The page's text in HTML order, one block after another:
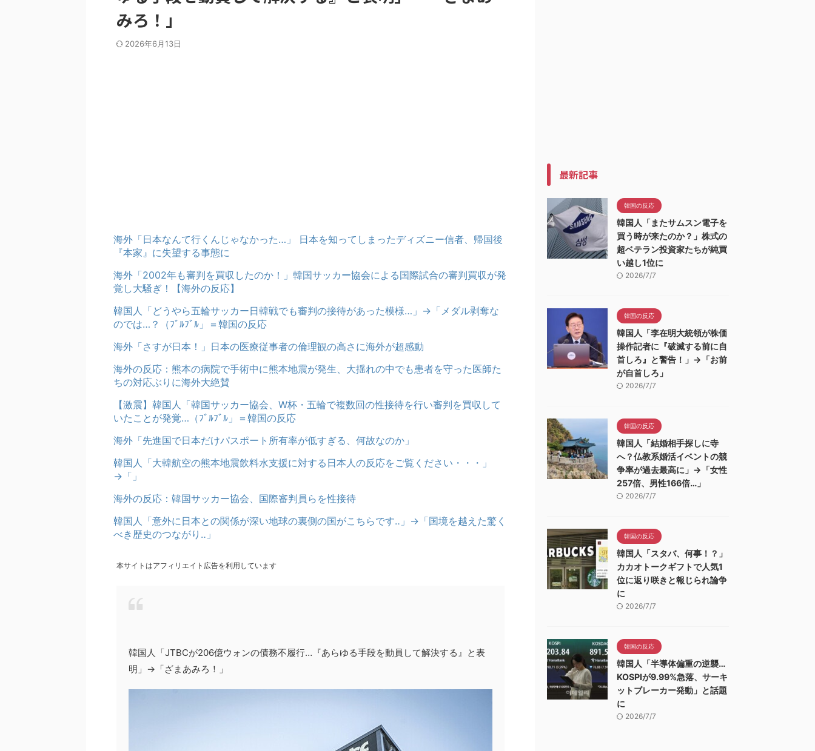
みろ！」
2026年6月13日
海外「日本なんて行くんじゃなかった…」 日本を知ってしまったディズニー信者、帰国後
『本家』に失望する事態に
海外「2002年も審判を買収したのか！」韓国サッカー協会による国際試合の審判買収が発
覚し大騒ぎ！【海外の反応】
韓国人「どうやら五輪サッカー日韓戦でも審判の接待があった模様…」→「メダル剥奪な
のでは…？（ﾌﾞﾙﾌﾞﾙ」＝韓国の反応
海外「さすが日本！」日本の医療従事者の倫理観の高さに海外が超感動
海外の反応：熊本の病院で手術中に熊本地震が発生、大揺れの中でも患者を守った医師た
ちの対応ぶりに海外大絶賛
【激震】韓国人「韓国サッカー協会、W杯・五輪で複数回の性接待を行い審判を買収して
いたことが発覚…（ﾌﾞﾙﾌﾞﾙ」＝韓国の反応
海外「先進国で日本だけパスポート所有率が低すぎる、何故なのか」
韓国人「大韓航空の熊本地震飲料水支援に対する日本人の反応をご覧ください・・・」
→「」
海外の反応：韓国サッカー協会、国際審判員らを性接待
韓国人「意外に日本との関係が深い地球の裏側の国がこちらです‥」→「国境を越えた驚く
べき歴史のつながり‥」
本サイトはアフィリエイト広告を利用しています
韓国人「JTBCが206億ウォンの債務不履行…『あらゆる手段を動員して解決する』と表
明」→「ざまあみろ！」
最新記事
韓国の反応
韓国人「またサムスン電子を
買う時が来たのか？」株式の
超ベテラン投資家たちが純買
い越し1位に
2026/7/7
韓国の反応
韓国人「李在明大統領が株価
操作記者に『破滅する前に自
首しろ』と警告！」→「お前
が自首しろ」
2026/7/7
韓国の反応
韓国人「結婚相手探しに寺
へ？仏教系婚活イベントの競
争率が過去最高に」→「女性
257倍、男性166倍…」
2026/7/7
韓国の反応
韓国人「スタバ、何事！？」
カカオトークギフトで人気1
位に返り咲きと報じられ論争
に
2026/7/7
韓国の反応
韓国人「半導体偏重の逆襲…
KOSPIが9.99%急落、サーキ
ットブレーカー発動」と話題
に
2026/7/7